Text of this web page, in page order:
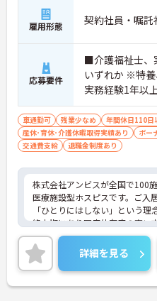
雇用形態 契約社員・嘱託
応募要件
■介護福祉士、
いずれか ※特
実務経験1年以
以上ある方、
歓迎
車通勤可 残業少なめ 年間休日110日
産休･育休･介護休暇取得実績あり
ボー
交通費支給
退職金制度あり
株式会社アンビスが全国で100
医療施設型ホスピスです。ご入
「ひとりにはしない」という理
終末期にあり医療依存度の高い
医療を支える社会的意義の高い
す。現場には看護師が24時間常
時の対応や医療行為は看護師が
者研修や実務者研修の方も食事
の生活を支えるケアに専念でき
詳細を見る